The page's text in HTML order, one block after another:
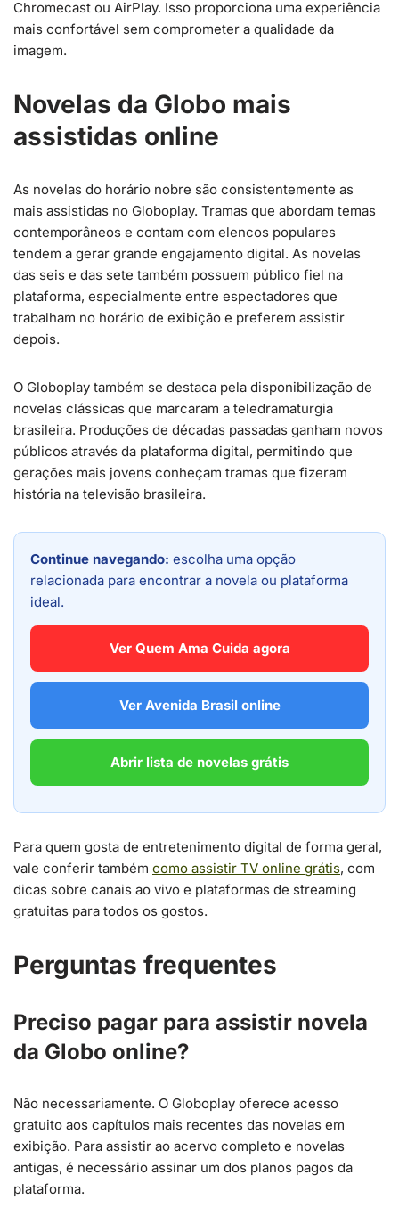
Chromecast ou AirPlay. Isso proporciona uma experiência
mais confortável sem comprometer a qualidade da
imagem.
Novelas da Globo mais
assistidas online
As novelas do horário nobre são consistentemente as
mais assistidas no Globoplay. Tramas que abordam temas
contemporâneos e contam com elencos populares
tendem a gerar grande engajamento digital. As novelas
das seis e das sete também possuem público fiel na
plataforma, especialmente entre espectadores que
trabalham no horário de exibição e preferem assistir
depois.
O Globoplay também se destaca pela disponibilização de
novelas clássicas que marcaram a teledramaturgia
brasileira. Produções de décadas passadas ganham novos
públicos através da plataforma digital, permitindo que
gerações mais jovens conheçam tramas que fizeram
história na televisão brasileira.
Continue navegando: escolha uma opção
relacionada para encontrar a novela ou plataforma
ideal.
Ver Quem Ama Cuida agora
Ver Avenida Brasil online
Abrir lista de novelas grátis
Para quem gosta de entretenimento digital de forma geral,
vale conferir também como assistir TV online grátis, com
dicas sobre canais ao vivo e plataformas de streaming
gratuitas para todos os gostos.
Perguntas frequentes
Preciso pagar para assistir novela
da Globo online?
Não necessariamente. O Globoplay oferece acesso
gratuito aos capítulos mais recentes das novelas em
exibição. Para assistir ao acervo completo e novelas
antigas, é necessário assinar um dos planos pagos da
plataforma.